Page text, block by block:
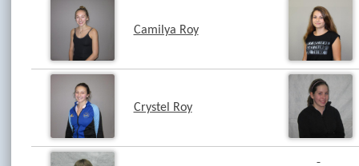
Camilya Roy
Crystel Roy